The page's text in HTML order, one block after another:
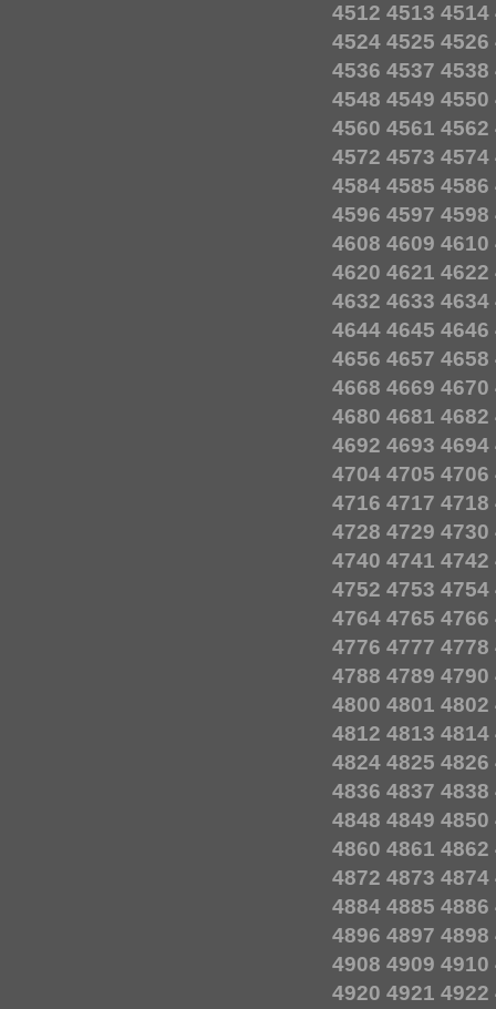
4512 4513 4514
4524 4525 4526
4536 4537 4538
4548 4549 4550
4560 4561 4562
4572 4573 4574
4584 4585 4586
4596 4597 4598
4608 4609 4610
4620 4621 4622
4632 4633 4634
4644 4645 4646
4656 4657 4658
4668 4669 4670
4680 4681 4682
4692 4693 4694
4704 4705 4706
4716 4717 4718
4728 4729 4730
4740 4741 4742
4752 4753 4754
4764 4765 4766
4776 4777 4778
4788 4789 4790
4800 4801 4802
4812 4813 4814
4824 4825 4826
4836 4837 4838
4848 4849 4850
4860 4861 4862
4872 4873 4874
4884 4885 4886
4896 4897 4898
4908 4909 4910
4920 4921 4922